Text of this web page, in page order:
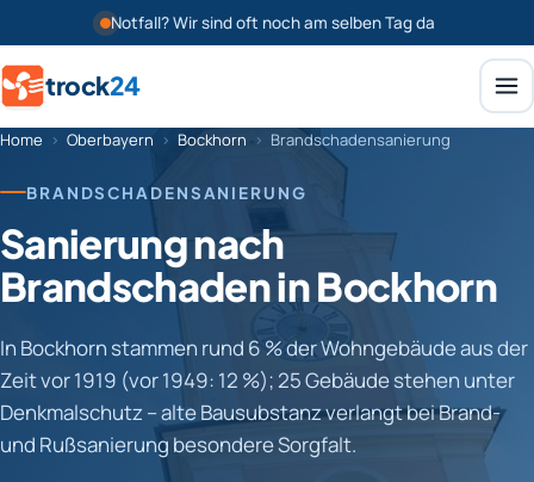
Notfall? Wir sind oft noch am selben Tag da
trock24
Home › Oberbayern › Bockhorn › Brandschadensanierung
BRANDSCHADENSANIERUNG
Sanierung nach
Brandschaden in Bockhorn
In Bockhorn stammen rund 6 % der Wohngebäude aus der
Zeit vor 1919 (vor 1949: 12 %); 25 Gebäude stehen unter
Denkmalschutz – alte Bausubstanz verlangt bei Brand-
und Rußsanierung besondere Sorgfalt.